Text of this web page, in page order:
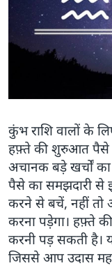
कुंभ राशि वालों के
हफ़्ते की शुरुआत पैसे
अचानक बड़े खर्चों का
पैसे का समझदारी से
करने से बचें, नहीं तो
करना पड़ेगा। हफ़्ते
करनी पड़ सकती है।
जिससे आप उदास